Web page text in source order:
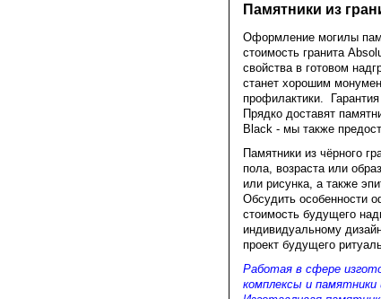
Памятники из
Оформление могилы
стоимость гранита
свойства в готовом
станет хорошим
профилактики.
Прядко доставят
Black - мы также
Памятники из чёрного
пола, возраста или
или рисунка, а также
Обсудить особенности
стоимость будущего
индивидуальному
проект будущего
Работая в сфере
комплексы и памятники